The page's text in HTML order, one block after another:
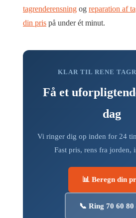
tagrenderensning og reparation af
din pris på under ét minut.
KLAR TIL RENE
Få et
dag
Vi ringer dig op inden for 24
Fast pris, rens fra jorden,
📊 Beregn din
📞 Ring 70 60 80